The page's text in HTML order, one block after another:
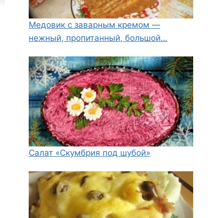
Медовик с заварным кремом —
нежный, пропитанный, большой…
Салат «Скумбрия под шубой»